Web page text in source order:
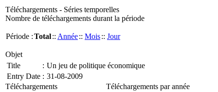
Téléchargements - Séries temporelles
Nombre de téléchargements durant la période
Période :Total:: Année:: Mois:: Jour
Objet
Title
: Un jeu de politique économique
Entry Date : 31-08-2009
Téléchargements
Téléchargements par année